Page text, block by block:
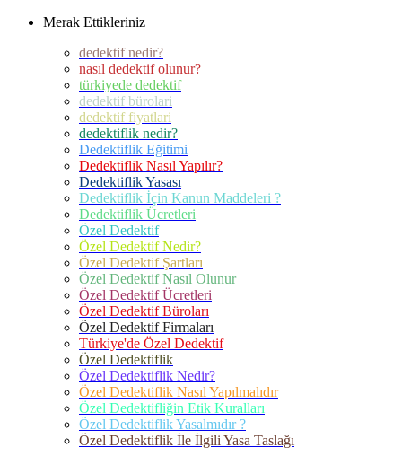
Merak Ettikleriniz
dedektif nedir?
nasıl dedektif olunur?
türkiyede dedektif
dedektif bürolari
dedektif fiyatlari
dedektiflik nedir?
Dedektiflik Eğitimi
Dedektiflik Nasıl Yapılır?
Dedektiflik Yasası
Dedektiflik İçin Kanun Maddeleri ?
Dedektiflik Ücretleri
Özel Dedektif
Özel Dedektif Nedir?
Özel Dedektif Şartları
Özel Dedektif Nasıl Olunur
Özel Dedektif Ücretleri
Özel Dedektif Büroları
Özel Dedektif Firmaları
Türkiye'de Özel Dedektif
Özel Dedektiflik
Özel Dedektiflik Nedir?
Özel Dedektiflik Nasıl Yapılmalıdır
Özel Dedektifliğin Etik Kuralları
Özel Dedektiflik Yasalmıdır ?
Özel Dedektiflik İle İlgili Yasa Taslağı